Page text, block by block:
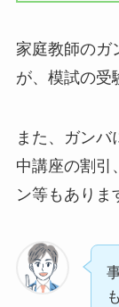
家庭教師のガ
が、模試の受
また、ガンバ
中講座の割引
ン等もありま